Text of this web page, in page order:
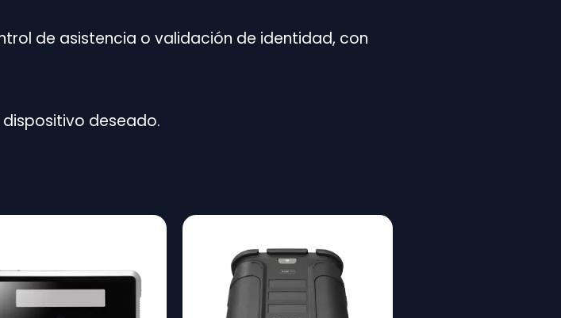
de asistencia o validación de identidad, con
deseado.